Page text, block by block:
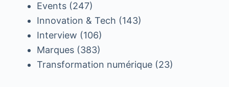
Events(247)
Innovation & Tech (143)
Interview (106)
Marques(383)
Transformation numérique(23)